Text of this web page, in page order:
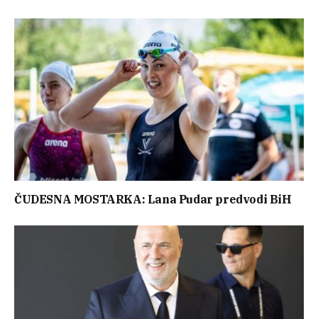
ČUDESNA MOSTARKA: Lana Pudar predvodi BiH